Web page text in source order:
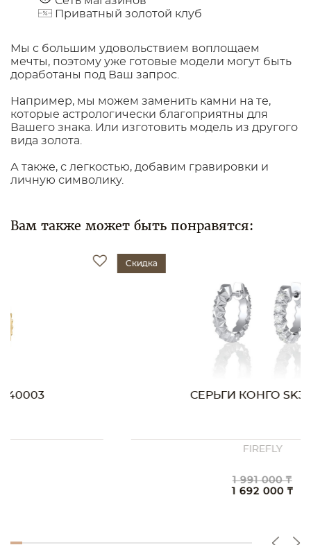
Приватный золотой клуб
Мы с большим удовольствием воплощаем
мечты, поэтому уже готовые модели могут быть
доработаны под Ваш запрос.
Например, мы можем заменить камни на те,
которые астрологически благоприятны для
Вашего знака. Или изготовить модель из другого
вида золота.
А также, с легкостью, добавим гравировки и
личную символику.
Вам также может быть понравятся:
СЕРЬГИ КОНГО SK30008